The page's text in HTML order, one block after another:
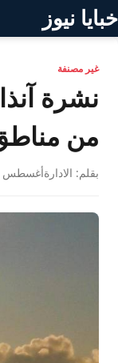
خبايا نيوز
غير مصنفة
من
بقلم: الادارةأغسطس 4, 2023